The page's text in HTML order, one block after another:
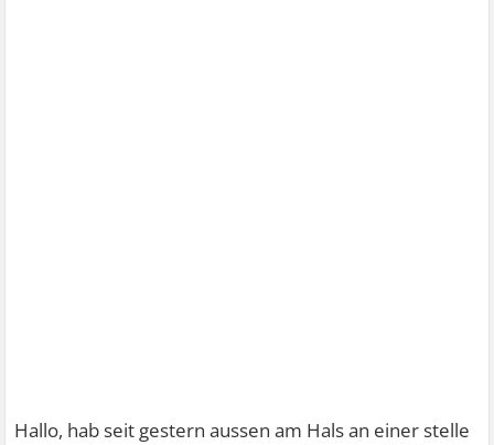
Hallo, hab seit gestern aussen am Hals an einer stelle